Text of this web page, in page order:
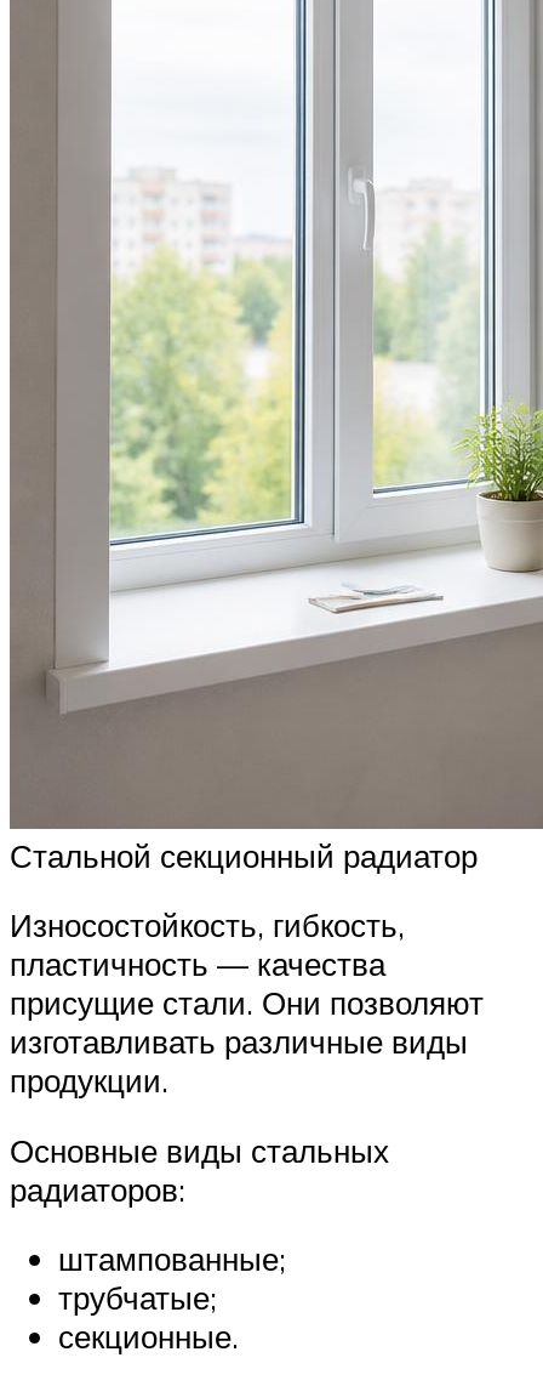
Стальной секционный радиатор
Износостойкость, гибкость,
пластичность — качества
присущие стали. Они позволяют
изготавливать различные виды
продукции.
Основные виды стальных
радиаторов:
штампованные;
трубчатые;
секционные.